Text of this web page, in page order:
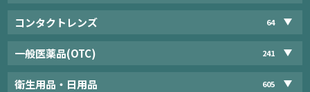
コンタクトレンズ 64
一般医薬品(OTC) 241
衛生用品・日用品 605